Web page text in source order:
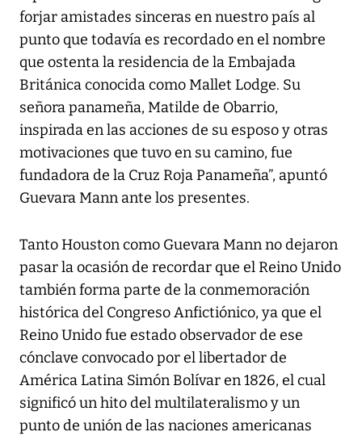
forjar amistades sinceras en nuestro país al
punto que todavía es recordado en el nombre
que ostenta la residencia de la Embajada
Británica conocida como Mallet Lodge. Su
señora panameña, Matilde de Obarrio,
inspirada en las acciones de su esposo y otras
motivaciones que tuvo en su camino, fue
fundadora de la Cruz Roja Panameña”, apuntó
Guevara Mann ante los presentes.
Tanto Houston como Guevara Mann no dejaron
pasar la ocasión de recordar que el Reino Unido
también forma parte de la conmemoración
histórica del Congreso Anfictiónico, ya que el
Reino Unido fue estado observador de ese
cónclave convocado por el libertador de
América Latina Simón Bolívar en 1826, el cual
significó un hito del multilateralismo y un
punto de unión de las naciones americanas